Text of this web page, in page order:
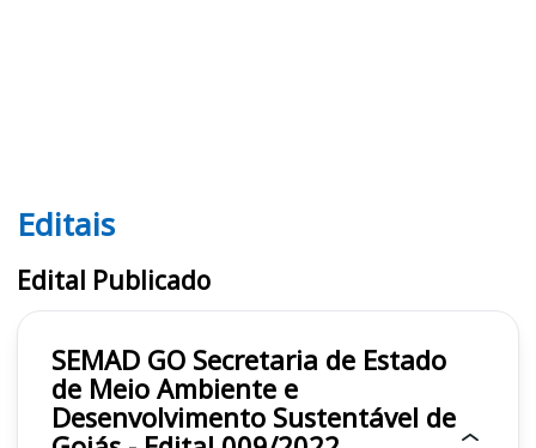
Editais SEMAD GO
Editais
Edital Publicado
SEMAD GO Secretaria de Estado
de Meio Ambiente e
Desenvolvimento Sustentável de